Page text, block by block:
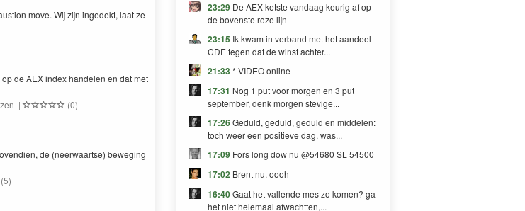
move. Wij zijn ingedekt, laat ze
de AEXindex han­de­len en dat met
|
(0)
de (neer­waartse) beweg­ing
(5)
23:29 De AEX ketste vandaag keurig af op
de bovenste roze lijn
23:15 Ik kwam in verband met het aandeel
CDE tegen dat de winst achter...
21:33* VIDEO online
17:31 Nog 1 put voor morgen en 3 put
september, denk morgen stevige...
17:26Geduld, geduld, geduld en middelen:
toch weer een positieve dag, was...
17:09 Fors long dow nu @54680 SL 54500
17:02 Brent nu. oooh
16:40Gaat het vallende mes zo komen? ga
het niet helemaal afwachtten,...